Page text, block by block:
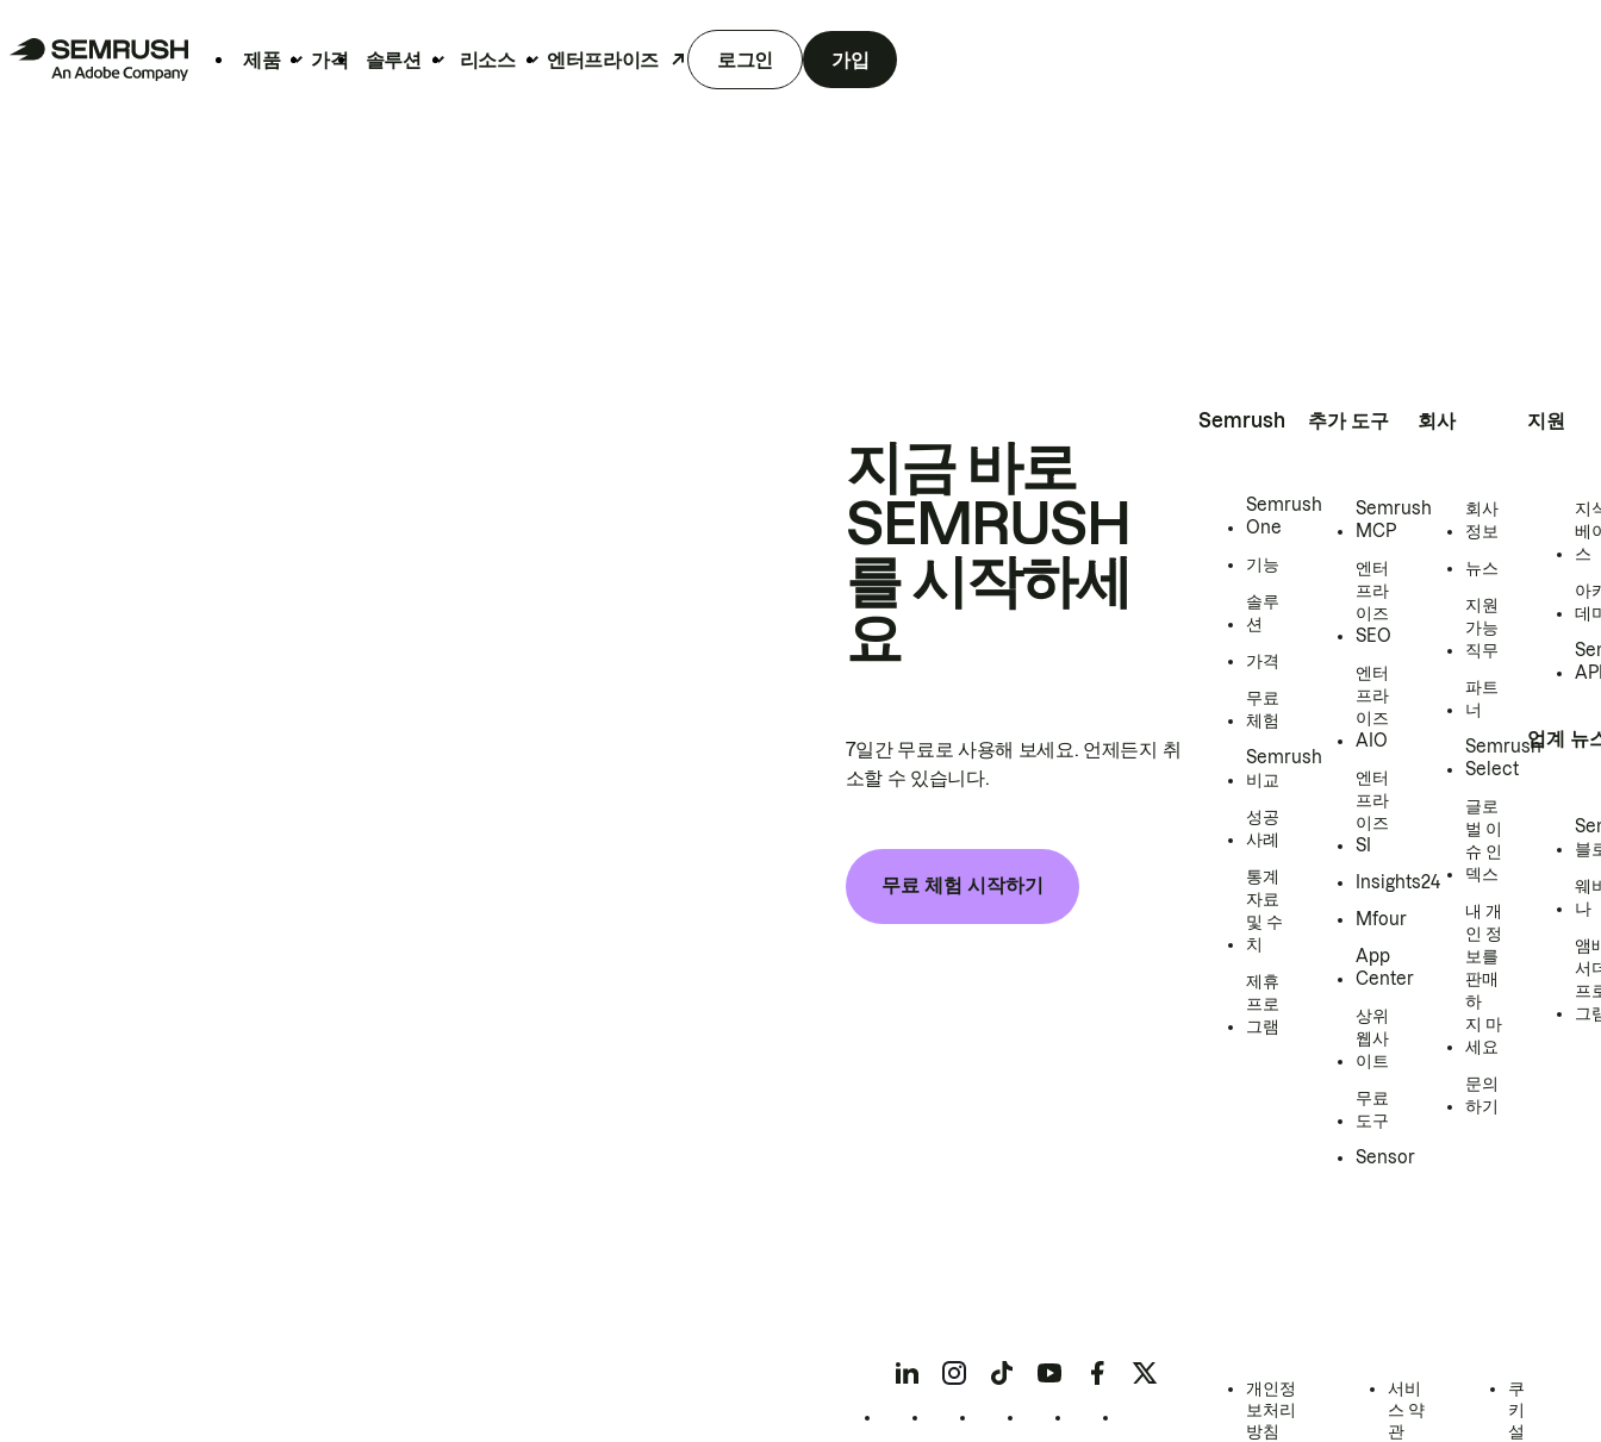
제품 가격 솔루션 리소스 엔터프라이즈 로그인 가입
지금 바로
SEMRUSH
를 시작하세
요
7일간 무료로 사용해 보세요. 언제든지 취
소할 수 있습니다.
무료 체험 시작하기
Semrush
Semrush
One
기능
솔루
션
가격
무료
체험
Semrush
비교
성공
사례
통계
자료
및 수
치
제휴
프로
그램
추가 도구
Semrush
MCP
엔터
프라
이즈
SEO
엔터
프라
이즈
AIO
엔터
프라
이즈
SI
Insights24
Mfour
App
Center
상위
웹사
이트
무료
도구
Sensor
회사
회사
정보
뉴스
지원
가능
직무
파트
너
Semrush
Select
글로
벌 이
슈 인
덱스
내 개
인 정
보를
판매
하
지 마
세요
문의
하기
지원
지
베
스
아
데
업계 뉴
블
웨
나
앰
서
프
그
개인정
보처리
방침
서비
스 약
관
쿠
키
설